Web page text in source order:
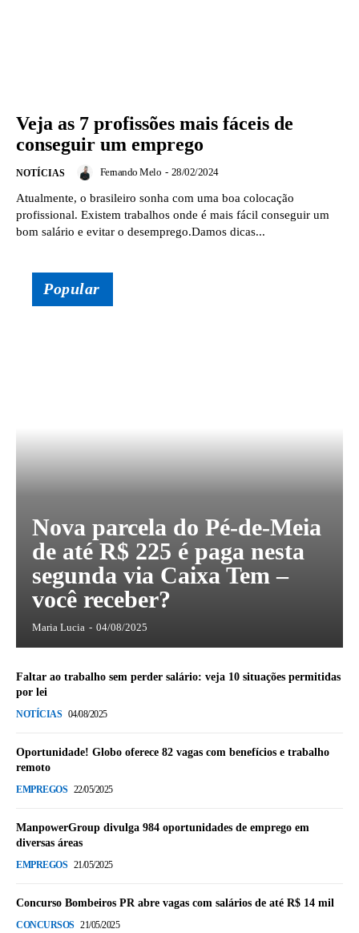
Veja as 7 profissões mais fáceis de
conseguir um emprego
NOTÍCIAS Fernando Melo - 28/02/2024
Atualmente, o brasileiro sonha com uma boa colocação
profissional. Existem trabalhos onde é mais fácil conseguir um
bom salário e evitar o desemprego.Damos dicas...
Popular
Nova parcela do Pé-de-Meia
de até R$ 225 é paga nesta
segunda via Caixa Tem –
você receber?
Maria Lucia - 04/08/2025
Faltar ao trabalho sem perder salário: veja 10 situações permitidas
por lei
NOTÍCIAS 04/08/2025
Oportunidade! Globo oferece 82 vagas com benefícios e trabalho
remoto
EMPREGOS 22/05/2025
ManpowerGroup divulga 984 oportunidades de emprego em
diversas áreas
EMPREGOS 21/05/2025
Concurso Bombeiros PR abre vagas com salários de até R$ 14 mil
CONCURSOS 21/05/2025